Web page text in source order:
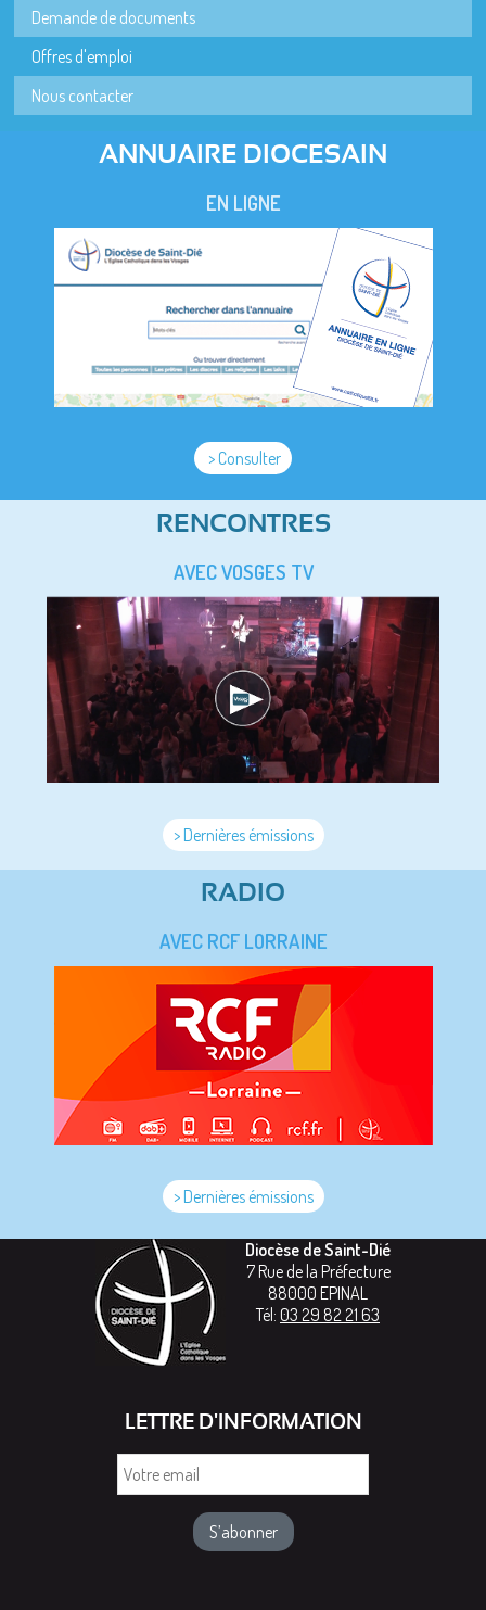
Demande de documents
Offres d'emploi
Nous contacter
ANNUAIRE DIOCESAIN
EN LIGNE
> Consulter
RENCONTRES
AVEC VOSGES TV
> Dernières émissions
RADIO
AVEC RCF LORRAINE
> Dernières émissions
Diocèse de Saint-Dié
7 Rue de la Préfecture
88000 EPINAL
Tél: 03 29 82 21 63
LETTRE D'INFORMATION